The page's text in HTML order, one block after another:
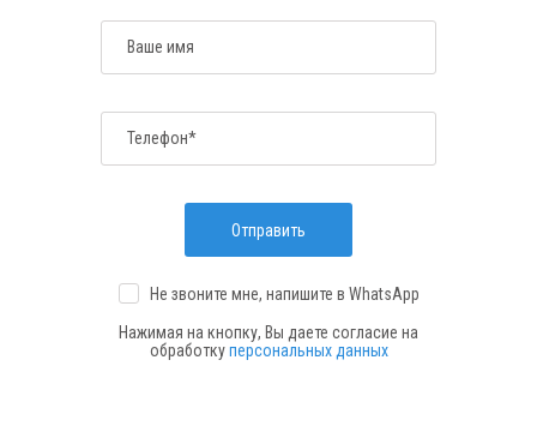
Ваше имя
Телефон*
Отправить
Не звоните мне, напишите в WhatsApp
Нажимая на кнопку, Вы даете согласие на
обработкуперсональных данных